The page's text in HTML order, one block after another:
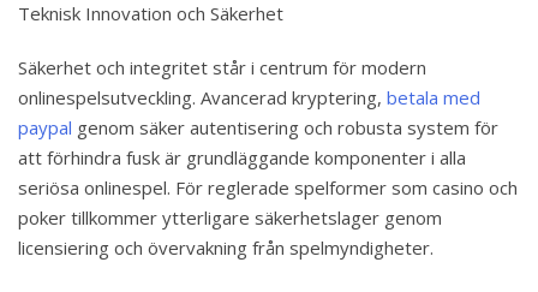
Teknisk Innovation och Säkerhet
Säkerhet och integritet står i centrum för modern
onlinespelsutveckling. Avancerad kryptering, betala med
paypal genom säker autentisering och robusta system för
att förhindra fusk är grundläggande komponenter i alla
seriösa onlinespel. För reglerade spelformer som casino och
poker tillkommer ytterligare säkerhetslager genom
licensiering och övervakning från spelmyndigheter.